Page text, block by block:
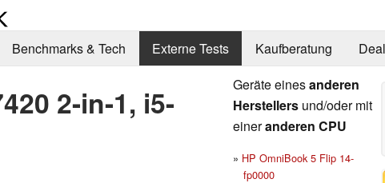
Benchmarks & Tech Externe Tests Kaufberatung
2-in-1, i5-
Geräte einesanderen
Herstellers und/oder mit
eineranderen CPU
HP OmniBook 5 Flip 14-
fp0000